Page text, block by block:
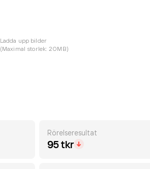
Ladda upp bilder
(Maximal storlek: 20MB)
Rörelseresultat
95 tkr